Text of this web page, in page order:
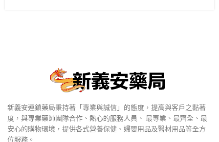
新義安連鎖藥局秉持著「專業與誠信」的態度，提高與客戶之黏著
度，與專業藥師團隊合作、熱心的服務人員、 最專業、最齊全、最
安心的購物環境，提供各式營養保健、婦嬰用品及醫材用品等全方
位服務。